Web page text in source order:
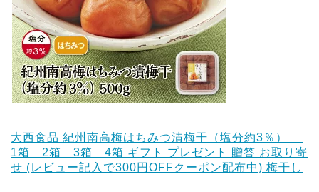
大西食品 紀州南高梅はちみつ漬梅干（塩分約3％）
1箱 2箱 3箱 4箱 ギフト プレゼント 贈答 お取り寄
せ (レビュー記入で300円OFFクーポン配布中) 梅干し